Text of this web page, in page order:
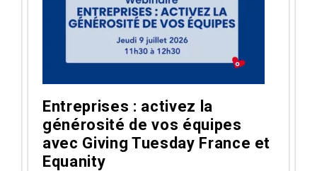
Entreprises : activez la
générosité de vos équipes
avec Giving Tuesday France et
Equanity